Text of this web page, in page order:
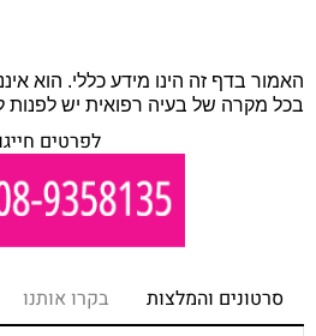
האמור בדף זה הינו מידע כללי. הוא
בכל מקרה של בעיה רפואית יש לפנות
לפרטים
סרטונים והמלצות בקרו אותנו